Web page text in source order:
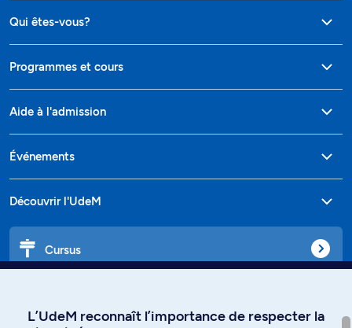
Qui êtes-vous?
Programmes et cours
Aide à l'admission
Événements
Découvrir l'UdeM
Cursus
L’UdeM reconnaît l’importance de respecter la